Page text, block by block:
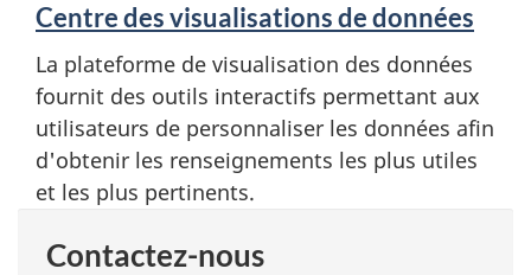
Centre des visualisations de données
La plateforme de visualisation des données
fournit des outils interactifs permettant aux
utilisateurs de personnaliser les données afin
d'obtenir les renseignements les plus utiles
et les plus pertinents.
Contactez-nous